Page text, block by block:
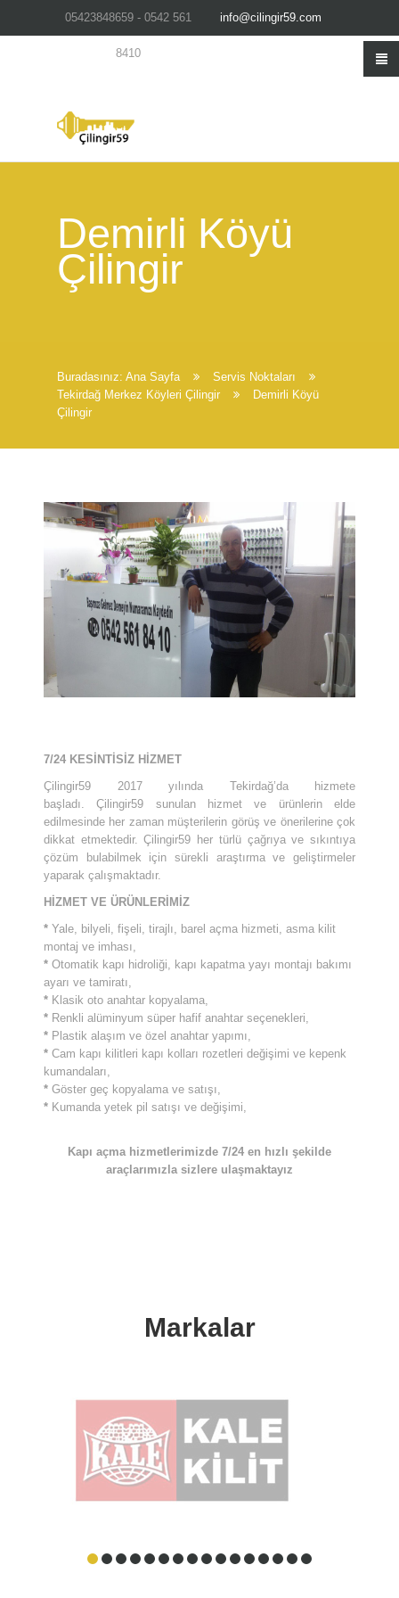
05423848659 - 0542 561
8410
info@cilingir59.com
Demirli Köyü
Çilingir
Buradasınız: Ana Sayfa
Servis Noktaları
Tekirdağ Merkez Köyleri Çilingir
Demirli Köyü
Çilingir
7/24 KESİNTİSİZ HİZMET
Çilingir59 2017 yılında Tekirdağ’da hizmete
başladı. Çilingir59 sunulan hizmet ve ürünlerin elde
edilmesinde her zaman müşterilerin görüş ve önerilerine çok
dikkat etmektedir. Çilingir59 her türlü çağrıya ve sıkıntıya
çözüm bulabilmek için sürekli araştırma ve geliştirmeler
yaparak çalışmaktadır.
HİZMET VE ÜRÜNLERİMİZ
* Yale, bilyeli, fişeli, tirajlı, barel açma hizmeti, asma kilit
montaj ve imhası,
* Otomatik kapı hidroliği, kapı kapatma yayı montajı bakımı
ayarı ve tamiratı,
* Klasik oto anahtar kopyalama,
* Renkli alüminyum süper hafif anahtar seçenekleri,
* Plastik alaşım ve özel anahtar yapımı,
* Cam kapı kilitleri kapı kolları rozetleri değişimi ve kepenk
kumandaları,
* Göster geç kopyalama ve satışı,
* Kumanda yetek pil satışı ve değişimi,
Kapı açma hizmetlerimizde 7/24 en hızlı şekilde
araçlarımızla sizlere ulaşmaktayız
Markalar